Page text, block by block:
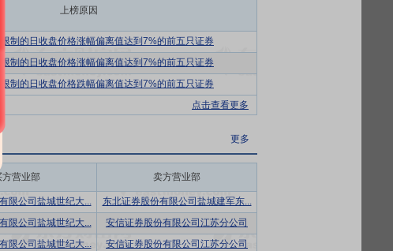
的碳资产管理体系，不断提升绿色发展含金量，
物质能技术服务、生物质燃料加工以及农林牧渔
1亿元，将为煤电厂掺烧生物质、生物质电厂、绿
锂，具有低成本、高电压的优势，相比三元材料
GE和陶氏化学的前高管和研发人员组成，拥有
业机械及其配件的研发、制造与销售。公司主导
品销售区域遍及国内三十多个省、市和自治
纺织，是悦达投资旗下一家集研发设计、生产制
针织纱线、1,800万米家纺坯布、2,880万米家纺
公司悦达专用车公司主要产品包括后压缩式垃圾
上榜原因
制的日收盘价格涨幅偏离值达到7%的前五只证券
制的日收盘价格涨幅偏离值达到7%的前五只证券
限制的日收盘价格跌幅偏离值达到7%的前五只证券
点击查看更多
更多
方营业部 卖方营业部
限公司盐城世纪大...
东北证券股份有限公司盐城建军东...
限公司盐城世纪大...
安信证券股份有限公司江苏分公司
限公司盐城世纪大...
安信证券股份有限公司江苏分公司